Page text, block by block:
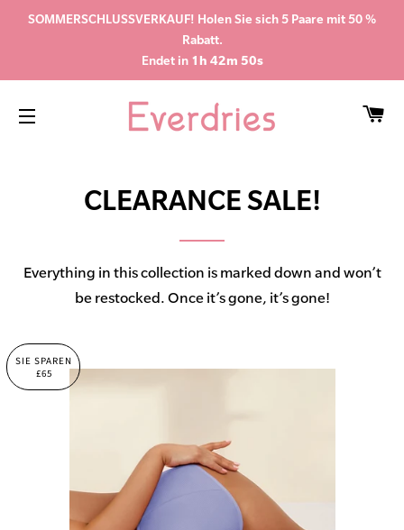
SOMMERSCHLUSSVERKAUF! Holen Sie sich 5 Paare mit 50 %
Rabatt.
Endet in 1h 42m 49s
CLEARANCE SALE!
Everything in this collection is marked down and won’t
be restocked. Once it’s gone, it’s gone!
SIE SPAREN
£65